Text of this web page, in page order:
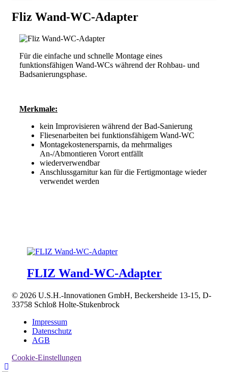
Fliz Wand-WC-Adapter
Für die einfache und schnelle Montage eines
funktionsfähigen Wand-WCs während der Rohbau- und
Badsanierungsphase.
Merkmale:
kein Improvisieren während der Bad-Sanierung
Fliesenarbeiten bei funktionsfähigem Wand-WC
Montagekostenersparnis, da mehrmaliges
An-/Abmontieren Vorort entfällt
wiederverwendbar
Anschlussgarnitur kan für die Fertigmontage wieder
verwendet werden
FLIZ Wand-WC-Adapter
© 2026 U.S.H.-Innovationen GmbH, Beckersheide 13-15, D-
33758 Schloß Holte-Stukenbrock
Impressum
Datenschutz
AGB
Cookie-Einstellungen